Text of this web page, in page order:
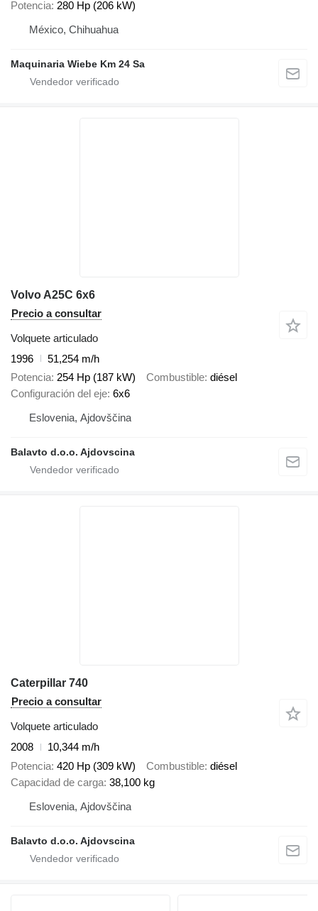
Potencia 280 Hp (206 kW)
México, Chihuahua
Maquinaria Wiebe Km 24 Sa
Volvo A25C 6x6
Precio a consultar
Volquete articulado
1996
51,254 m/h
Potencia 254 Hp (187 kW) Combustible diésel
Configuración del eje 6x6
Eslovenia, Ajdovščina
Balavto d.o.o. Ajdovscina
Caterpillar 740
Precio a consultar
Volquete articulado
2008
10,344 m/h
Potencia 420 Hp (309 kW) Combustible diésel
Capacidad de carga 38,100 kg
Eslovenia, Ajdovščina
Balavto d.o.o. Ajdovscina